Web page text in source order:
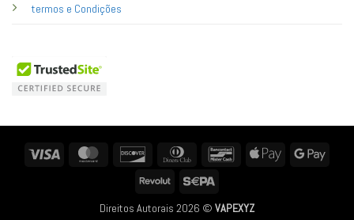
termos e Condições
Visa MasterCard Discover
Dinners
BancontactApple
Revolut
Direitos Autorais 2026 © VAPEXYZ